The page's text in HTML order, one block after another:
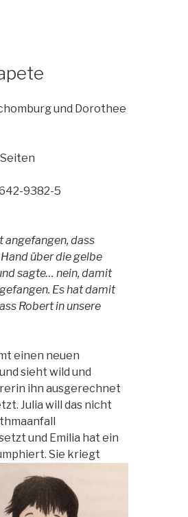
und Dorothee
9382-5
angefangen, dass
über die gelbe
sagte… nein, damit
Es hat damit
Robert in unsere
einen neuen
sieht wild und
ihn ausgerechnet
Julia will das nicht
und Emilia hat ein
Sie kriegt